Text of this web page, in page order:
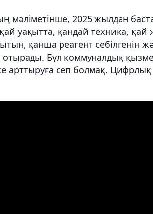
мәліметінше, 2025 жылдан
уақытта, қандай техника,
қанша реагент себілгенін
отырады. Бұл коммуналдық
арттыруға сеп болмақ.